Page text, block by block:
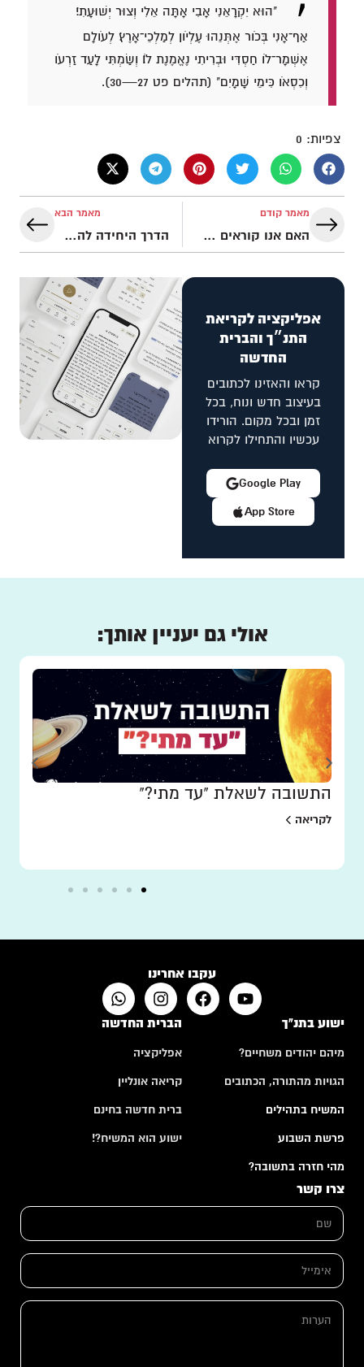
"הוּא יִקְרָאֵנִי אָבִי אָתָּה אֵלִי וְצוּר יְשׁוּעָתִי׃
אַף־אָנִי בְּכֹור אֶתְּנֵהוּ עֶלְיֹון לְמַלְכֵי־אָרֶץ׃ לְעֹולָם
אֶשְׁמָר־לֹו חַסְדִּי וּבְרִיתִי נֶאֱמֶנֶת לֹו׃ וְשַׂמְתִּי לָעַד זַרְעֹו
וְכִסְאֹו כִּימֵי שָׁמָיִם" (תהלים פט 27—30).
צפיות: 0
מאמר קודם
האם אנו קוראים את המזמורים נכון?
מאמר הבא
הדרך היחידה להשתחרר
אפליקציה לקריאת
התנ״ך והברית
החדשה
קראו והאזינו לכתובים
בעיצוב חדש ונוח, בכל
זמן ובכל מקום. הורידו
עכשיו והתחילו לקרוא
App Store
Google Play
אולי גם יעניין אותך:
התשובה לשאלת "עד מתי?"
לקריאה
עקבו אחרינו
ישוע בתנ"ך
מיהם יהודים משחיים?
הגויות מהתורה, הכתובים
המשיח בתהילים
פרשת השבוע
מהי חזרה בתשובה?
הברית החדשה
אפליקציה
קריאה אונליין
ברית חדשה בחינם
ישוע הוא המשיח?!
צרו קשר
ש
*
י
י
א
מ
י
ה